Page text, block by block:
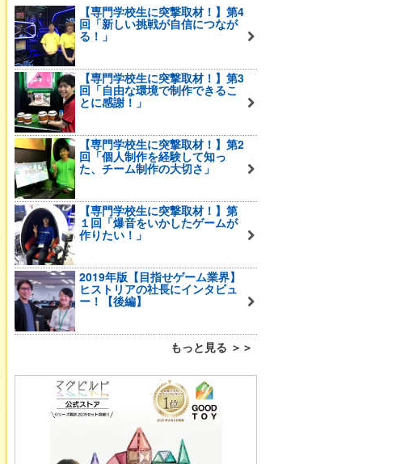
【専門学校生に突撃取材！】第4
回「新しい挑戦が自信につなが
る！」
【専門学校生に突撃取材！】第3
回「自由な環境で制作できるこ
とに感謝！」
【専門学校生に突撃取材！】第2
回「個人制作を経験して知っ
た、チーム制作の大切さ」
【専門学校生に突撃取材！】第
１回「爆音をいかしたゲームが
作りたい！」
2019年版【目指せゲーム業界】
ヒストリアの社長にインタビュ
ー！【後編】
もっと見る ＞＞